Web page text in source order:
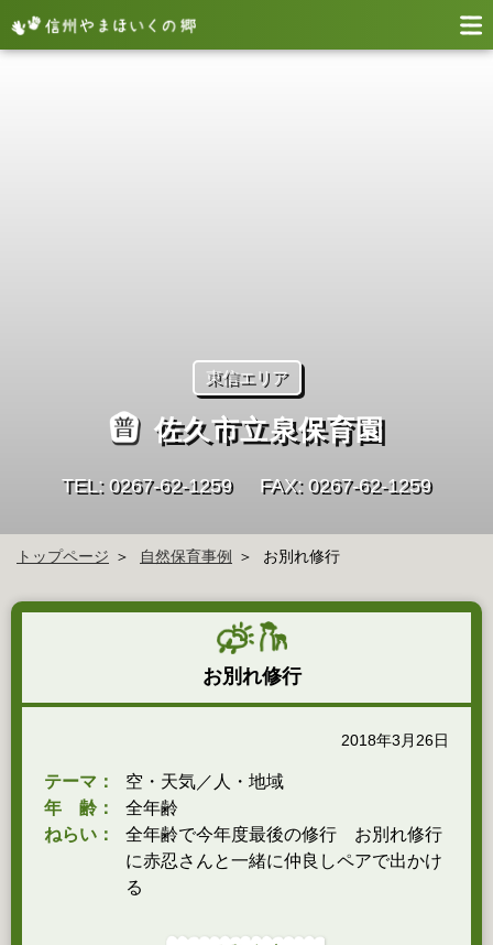
東信エリア
佐久市立泉保育園
TEL: 0267-62-1259 FAX: 0267-62-1259
トップページ 自然保育事例 お別れ修行
お別れ修行
2018年3月26日
テーマ：
空・天気／人・地域
年 齢：
全年齢
ねらい：
全年齢で今年度最後の修行 お別れ修行
に赤忍さんと一緒に仲良しペアで出かけ
る